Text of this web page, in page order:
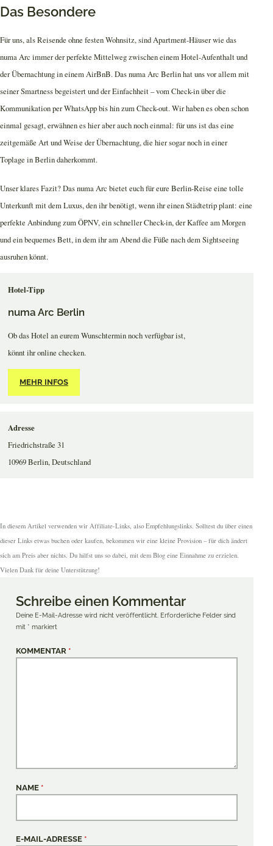
Das Besondere
Für uns, als Reisende ohne festen Wohnsitz, sind Apartment-Häuser wie das
numa Arc immer der perfekte Mittelweg zwischen einem Hotel-Aufenthalt und
der Übernachtung in einem AirBnB. Das numa Arc Berlin hat uns vor allem mit
seiner Smartness begeistert und der Einfachheit – vom Check-in über die
Kommunikation per WhatsApp bis hin zum Check-out. Wir haben es oben schon
einmal gesagt, erwähnen es hier aber auch noch einmal: für uns ist das eine
zeitgemäße Art und Weise der Übernachtung, die hier sogar noch in einer
Toplage in Berlin daherkommt.
Unser klares Fazit? Das numa Arc bietet euch für eure Berlin-Reise eine tolle
Unterkunft mit dem Luxus, den ihr benötigt, wenn ihr einen Städtetrip plant: eine
perfekte Anbindung zum ÖPNV, ein schneller Check-in, der Kaffee am Morgen
und ein bequemes Bett, in dem ihr am Abend die Füße nach dem Sightseeing
ausruhen könnt.
Hotel-Tipp
numa Arc Berlin
Ob das Hotel an eurem Wunschtermin noch verfügbar ist,
könnt ihr online checken.
MEHR INFOS
Adresse
Friedrichstraße 31
10969 Berlin, Deutschland
In diesem Artikel verwenden wir Affiliate-Links, also Empfehlungslinks. Solltest du über einen
dieser Links etwas buchen oder kaufen, bekommen wir eine kleine Provision – für dich ändert
sich am Preis aber nichts. Du hilfst uns so dabei, mit dem Blog eine Einnahme zu erzielen.
Vielen Dank für deine Unterstützung!
Schreibe einen Kommentar
Deine E-Mail-Adresse wird nicht veröffentlicht. Erforderliche Felder sind
mit * markiert
KOMMENTAR *
NAME *
E-MAIL-ADRESSE *